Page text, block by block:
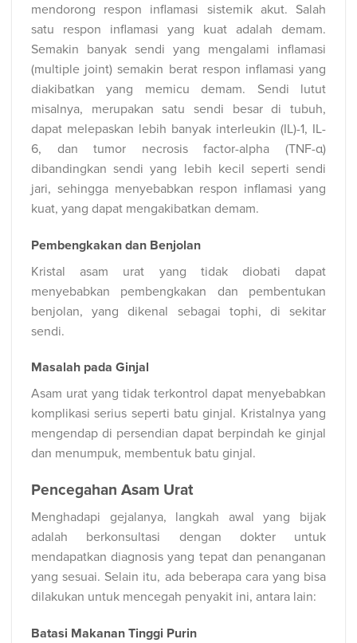
mendorong respon inflamasi sistemik akut. Salah
satu respon inflamasi yang kuat adalah demam.
Semakin banyak sendi yang mengalami inflamasi
(multiple joint) semakin berat respon inflamasi yang
diakibatkan yang memicu demam. Sendi lutut
misalnya, merupakan satu sendi besar di tubuh,
dapat melepaskan lebih banyak interleukin (IL)-1, IL-
6, dan tumor necrosis factor-alpha (TNF-α)
dibandingkan sendi yang lebih kecil seperti sendi
jari, sehingga menyebabkan respon inflamasi yang
kuat, yang dapat mengakibatkan demam.
Pembengkakan dan Benjolan
Kristal asam urat yang tidak diobati dapat
menyebabkan pembengkakan dan pembentukan
benjolan, yang dikenal sebagai tophi, di sekitar
sendi.
Masalah pada Ginjal
Asam urat yang tidak terkontrol dapat menyebabkan
komplikasi serius seperti batu ginjal. Kristalnya yang
mengendap di persendian dapat berpindah ke ginjal
dan menumpuk, membentuk batu ginjal.
Pencegahan Asam Urat
Menghadapi gejalanya, langkah awal yang bijak
adalah berkonsultasi dengan dokter untuk
mendapatkan diagnosis yang tepat dan penanganan
yang sesuai. Selain itu, ada beberapa cara yang bisa
dilakukan untuk mencegah penyakit ini, antara lain:
Batasi Makanan Tinggi Purin